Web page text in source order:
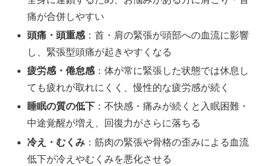
痛が合併しやすい
頭痛・頭重感 ：首・肩の緊張が頭部への血流に影響
し、緊張型頭痛が起きやすくなる
疲労感・倦怠感 ：体が常に緊張した状態では休息し
ても疲れが取れにくく、慢性的な疲労感が続く
睡眠の質の低下 ：不快感・痛みが続くと入眠困難・
中途覚醒が増え、回復力がさらに落ちる
冷え・むくみ ：筋肉の緊張や骨格の歪みによる血流
低下が冷えやむくみを悪化させる